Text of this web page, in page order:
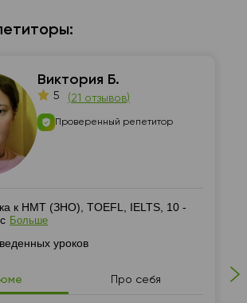
Виктория Б.
5 (21 отзывов)
Проверенный репетитор
к НМТ (ЗНО), TOEFL, IELTS, 10 -
Больше
уроков
Про себя